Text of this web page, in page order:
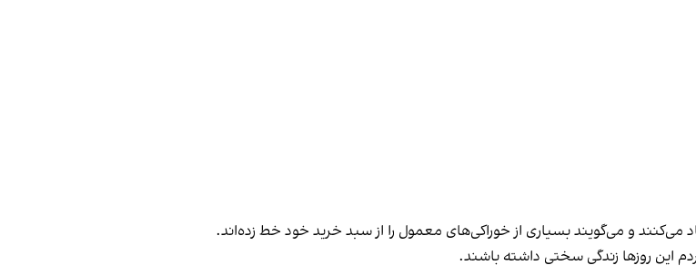
می‌کنند و می‌گویند بسیاری از خوراکی‌های معمول را از سبد خرید خود خط زده‌اند.
این روزها زندگی سختی داشته باشند.